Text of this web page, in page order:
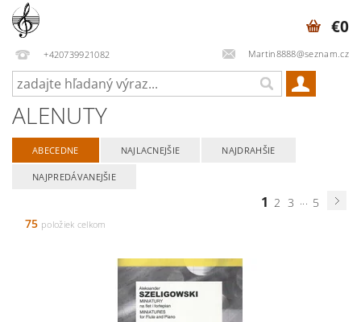
+420739921082 Martin8888@seznam.cz
€0
ALENUTY
ABECEDNE NAJLACNEJŠIE NAJDRAHŠIE
NAJPREDÁVANEJŠIE
1 2 3 ... 5
75 položiek celkom